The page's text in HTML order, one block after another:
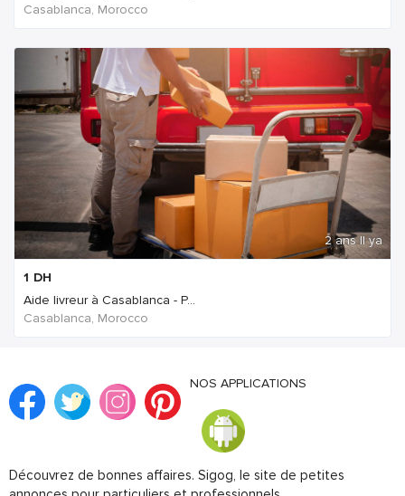
Casablanca, Morocco
2 ans Il ya
1 DH
Aide livreur à Casablanca - P...
Casablanca, Morocco
NOS APPLICATIONS
Découvrez de bonnes affaires. Sigog, le site de petites